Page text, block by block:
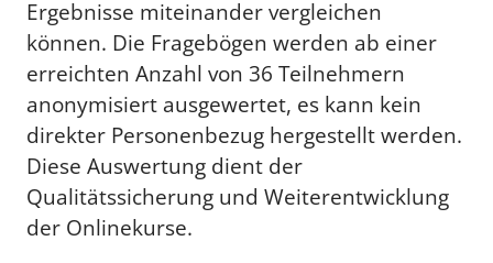
Ergebnisse miteinander vergleichen
können. Die Fragebögen werden ab einer
erreichten Anzahl von 36 Teilnehmern
anonymisiert ausgewertet, es kann kein
direkter Personenbezug hergestellt werden.
Diese Auswertung dient der
Qualitätssicherung und Weiterentwicklung
der Onlinekurse.